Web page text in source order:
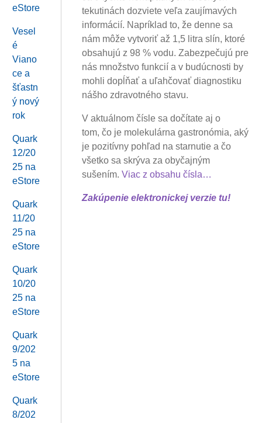
eStore
Vesel
é
Viano
ce a
šťastn
ý nový
rok
Quark
12/20
25 na
eStore
Quark
11/20
25 na
eStore
Quark
10/20
25 na
eStore
Quark
9/202
5 na
eStore
Quark
8/202
tekutinách dozviete veľa zaujímavých
informácií. Napríklad to, že denne sa
nám môže vytvoriť až 1,5 litra slín, ktoré
obsahujú z 98 % vodu. Zabezpečujú pre
nás množstvo funkcií a v budúcnosti by
mohli dopĺňať a uľahčovať diagnostiku
nášho zdravotného stavu.
V aktuálnom čísle sa dočítate aj o
tom, čo je molekulárna gastronómia, aký
je pozitívny pohľad na starnutie a čo
všetko sa skrýva za obyčajným
sušením.Viac z obsahu čísla…
Zakúpenie elektronickej verzie tu!